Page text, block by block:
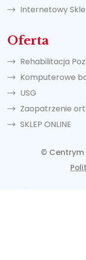
Internetowy
Oferta
Rehabilitacja
Komputerowe
USG
Zaopatrzenie
SKLEP ONLINE
© Centrym